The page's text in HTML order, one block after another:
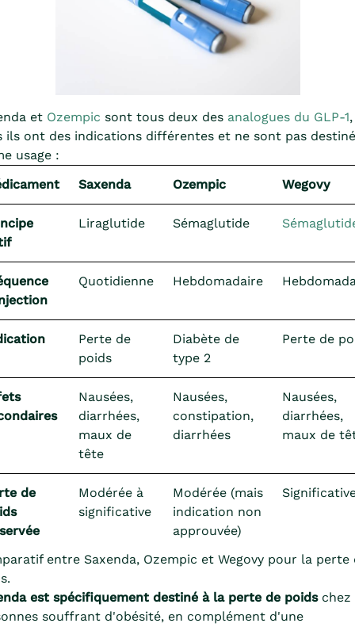
et Ozempic sont tous deux des analogues du GLP-1,
ils ont des indications différentes et ne sont pas
usage :
Saxenda Ozempic Wegovy
Liraglutide Sémaglutide
Quotidienne Hebdomadaire
Perte de
poids
Diabète de
type 2
Perte de
Nausées,
diarrhées,
maux de
tête
Nausées,
constipation,
diarrhées
Nausées,
diarrhées,
maux de
de
Modérée à
significative
Modérée (mais
indication non
approuvée)
entre Saxenda, Ozempic et Wegovy pour la perte
est spécifiquement destiné à la perte de poidschez
souffrant d'obésité, en complément d'une